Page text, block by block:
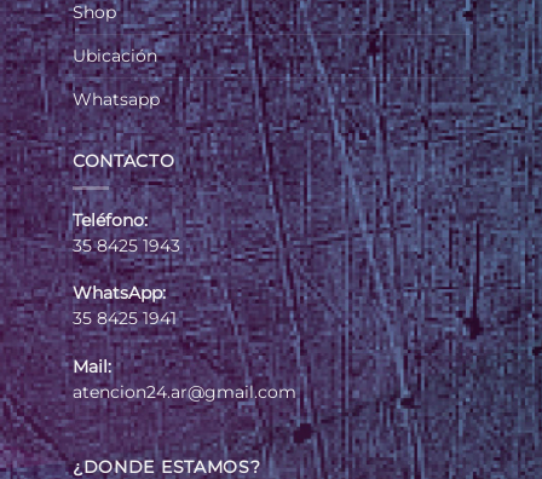
Shop
Ubicación
Whatsapp
CONTACTO
Teléfono:
35 8425 1943
WhatsApp:
35 8425 1941
Mail:
atencion24.ar@gmail.com
¿DONDE ESTAMOS?